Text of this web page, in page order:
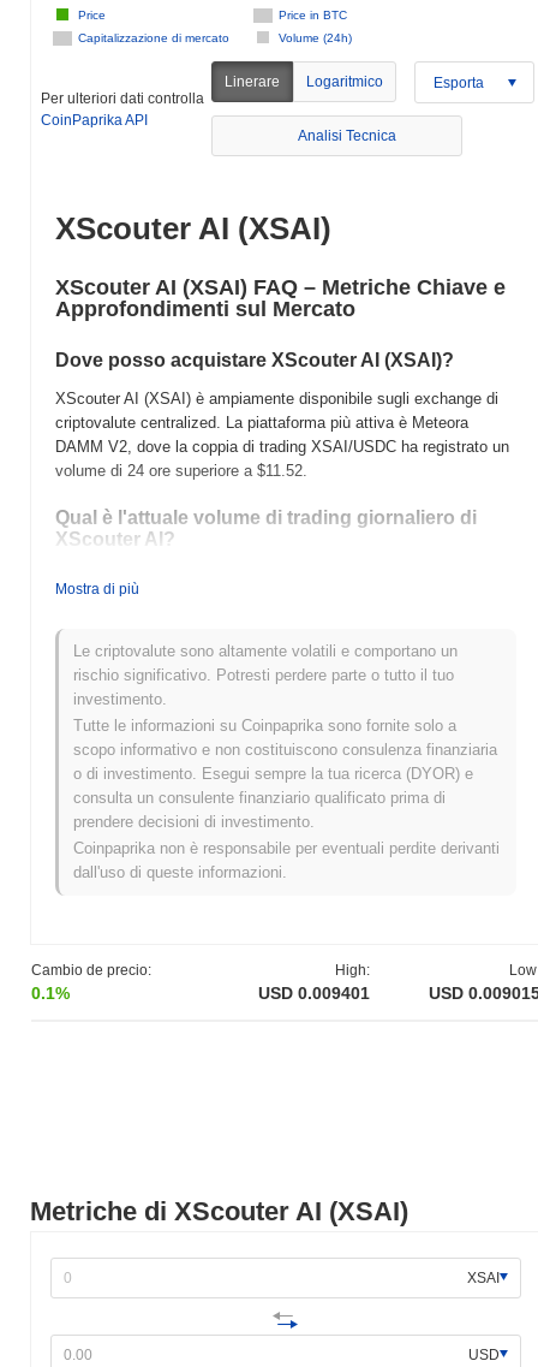
Metriche di XScouter AI (XSAI)
XSAI
USD
Cambio de precio:
0.1%
High:
USD 0.009401 USD
Price in BTC
Capitalizzazione di mercato
Volume (24h)
Price
Per ulteriori dati controlla
CoinPaprika API
Linerare Logaritmico Esporta
Analisi Tecnica
XScouter AI (XSAI)
XScouter AI (XSAI) FAQ – Metriche Chiave e
Approfondimenti sul Mercato
Dove posso acquistare XScouter AI (XSAI)?
XScouter AI (XSAI) è ampiamente disponibile sugli exchange di
criptovalute centralized. La piattaforma più attiva è Meteora
DAMM V2, dove la coppia di trading XSAI/USDC ha registrato un
volume di 24 ore superiore a $11.52.
Qual è l'attuale volume di trading giornaliero di
XScouter AI?
Nelle ultime 24 ore, il volume di trading di XScouter AI si attesta a
, mostrando un aumento del
precedente. Ciò suggerisce un aumento a breve termine
dell'attività di trading.
Qual è lo storico della fascia di prezzo di XScouter
AI?
Massimo Storico (ATH):$0.908013
Minimo Storico (ATL):NaN
XScouter AI è attualmente scambiato
ATH .
Come si sta comportando XScouter AI rispetto al
Negli ultimi 7 giorni, XScouter AI ha diminuito del
sottoperformando il mercato crypto complessivo che ha registrato
Mostra di più
Le criptovalute sono altamente volatili e comportano un
rischio significativo. Potresti perdere parte o tutto il tuo
investimento.
Tutte le informazioni su Coinpaprika sono fornite solo a
scopo informativo e non costituiscono consulenza finanziaria
o di investimento. Esegui sempre la tua ricerca (DYOR) e
consulta un consulente finanziario qualificato prima di
prendere decisioni di investimento.
Coinpaprika non è responsabile per eventuali perdite derivanti
dall'uso di queste informazioni.